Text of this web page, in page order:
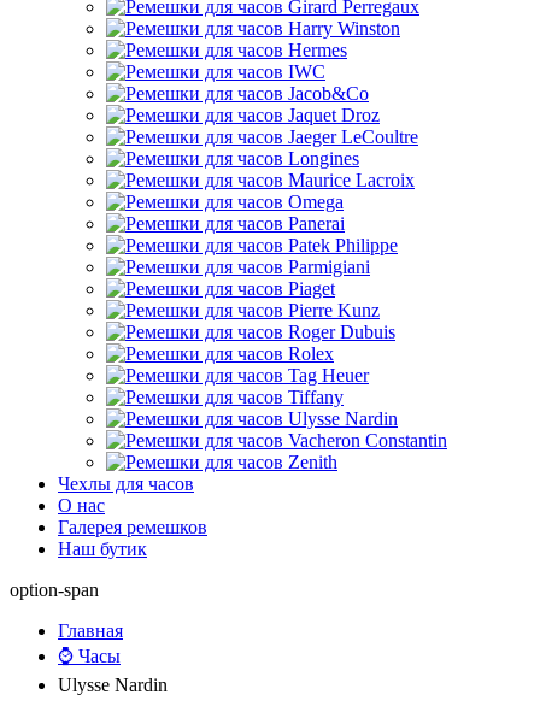
Чехлы для часов
О нас
Галерея ремешков
Наш бутик
option-span
Главная
⌚ Часы
Ulysse Nardin